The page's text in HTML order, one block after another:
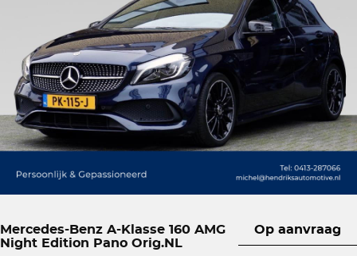
Mercedes-Benz A-Klasse 160 AMG
Night Edition Pano Orig.NL
Op aanvraag